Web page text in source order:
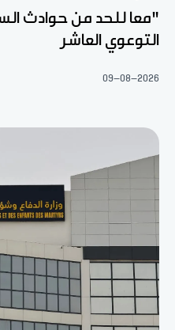
"معا للحد من حوادث
التوعوي العاشر
09-08-2026